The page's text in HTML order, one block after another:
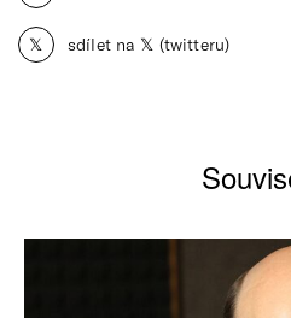
𝕏 sdílet na 𝕏 (twitteru)